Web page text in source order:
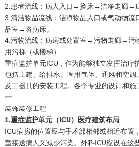
2.患者流线：病人入口→换床→洁净走廊→
3.清洁物品流线：洁净物品入口或气动物
品室→各病床。
4.污物流线：病房或处置室→污物走廊→污
用污梯（或楼梯）
重症监护单元ICU，作为能够独立发挥治疗
包括土建、给排水、医用气体、通风和空调
及工器具的安装工程。各个专业的设计和施
一
装饰装修工程
1.重症监护单元（ICU）医疗建筑布局
ICU病房的位置应与手术部相邻或相近布置
室接送病人又减少污染。外科ICU应设在这